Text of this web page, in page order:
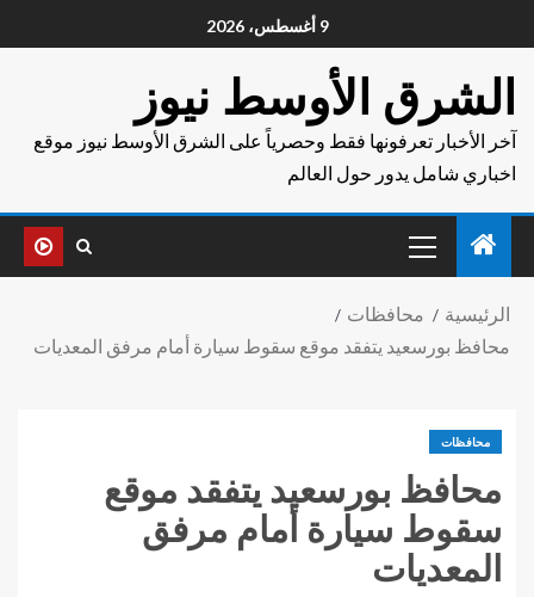
9 أغسطس، 2026
الشرق الأوسط نيوز
آخر الأخبار تعرفونها فقط وحصرياً على الشرق الأوسط نيوز موقع
اخباري شامل يدور حول العالم
الرئيسية
محافظات
محافظ بورسعيد يتفقد موقع سقوط سيارة أمام مرفق المعديات
محافظات
محافظ بورسعيد يتفقد موقع
سقوط سيارة أمام مرفق
المعديات